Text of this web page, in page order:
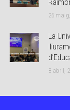
26
La
8 abril,